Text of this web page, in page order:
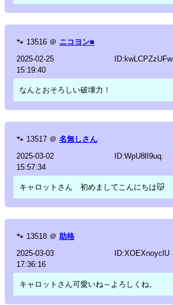
🐾 13516 ＠ ニコヨン■
2025-02-25
15:19:40
ID:kwLCPZzUFw
なんとおそろしい破壊力！
🐾 13517 ＠ 名無しさん
2025-03-02
15:57:34
ID:WpU8lI9uq.
キャロットさん 初めましてこんにちは😽
🐾 13518 ＠ 助格
2025-03-03
17:36:16
ID:XOEXnoyclU
キャロットさん可愛いね～よろしくね。